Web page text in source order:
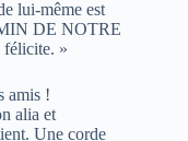
lui-même est
DE NOTRE
»
amis !
alia et
Une corde